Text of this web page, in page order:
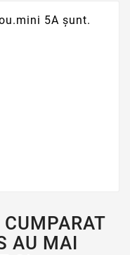
5A șunt.
AU MAI